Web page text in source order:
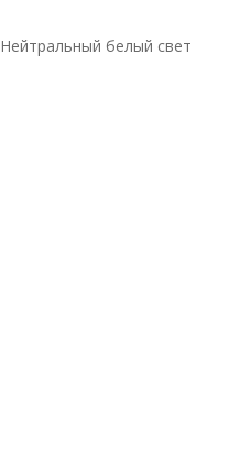
Нейтральный белый свет